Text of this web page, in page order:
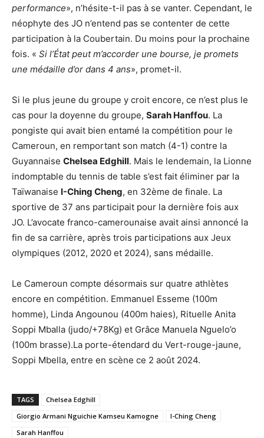
performance», n’hésite-t-il pas à se vanter. Cependant, le
néophyte des JO n’entend pas se contenter de cette
participation à la Coubertain. Du moins pour la prochaine
fois. « Si l’État peut m’accorder une bourse, je promets
une médaille d’or dans 4 ans», promet-il.
Si le plus jeune du groupe y croit encore, ce n’est plus le
cas pour la doyenne du groupe, Sarah Hanffou. La
pongiste qui avait bien entamé la compétition pour le
Cameroun, en remportant son match (4-1) contre la
Guyannaise Chelsea Edghill. Mais le lendemain, la Lionne
indomptable du tennis de table s’est fait éliminer par la
Taïwanaise I-Ching Cheng, en 32ème de finale. La
sportive de 37 ans participait pour la dernière fois aux
JO. L’avocate franco-camerounaise avait ainsi annoncé la
fin de sa carrière, après trois participations aux Jeux
olympiques (2012, 2020 et 2024), sans médaille.
Le Cameroun compte désormais sur quatre athlètes
encore en compétition. Emmanuel Esseme (100m
homme), Linda Angounou (400m haies), Rituelle Anita
Soppi Mballa (judo/+78Kg) et Grâce Manuela Nguelo’o
(100m brasse).La porte-étendard du Vert-rouge-jaune,
Soppi Mbella, entre en scène ce 2 août 2024.
TAGS
Chelsea Edghill
Giorgio Armani Nguichie Kamseu Kamogne
I-Ching Cheng
Sarah Hanffou